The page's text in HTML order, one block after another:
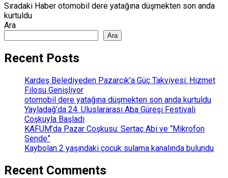
Sıradaki Haber otomobil dere yatağına düşmekten son anda
kurtuldu
Ara
Ara
Recent Posts
Kardeş Belediyeden Pazarcık’a Güç Takviyesi: Hizmet
Filosu Genişliyor
otomobil dere yatağına düşmekten son anda kurtuldu
Yayladağ’da 24. Uluslararası Aba Güreşi Festivali
Coşkuyla Başladı
KAFUM’da Pazar Coşkusu: Sertaç Abi ve “Mikrofon
Sende”
Kaybolan 2 yaşındaki çocuk sulama kanalında bulundu
Recent Comments